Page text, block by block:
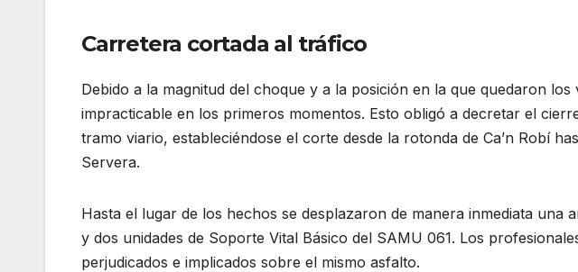
Carretera cortada al tráfico
Debido a la magnitud del choque y a la posición en la que quedaron
impracticable en los primeros momentos. Esto obligó a decretar el
tramo viario, estableciéndose el corte desde la rotonda de Ca’n Robí
Servera.
Hasta el lugar de los hechos se desplazaron de manera inmediata una
y dos unidades de Soporte Vital Básico del SAMU 061. Los
perjudicados e implicados sobre el mismo asfalto.